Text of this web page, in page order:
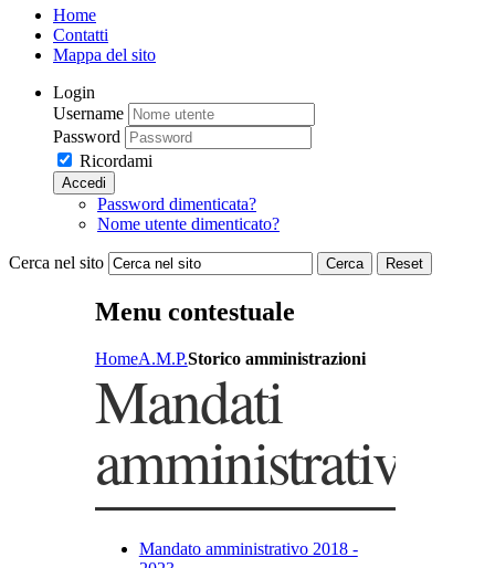
Home
Contatti
Mappa del sito
Login
Username
Password
Ricordami
Accedi
Password dimenticata?
Nome utente dimenticato?
Cerca nel sito Cerca Reset
Menu contestuale
HomeA.M.P.Storico amministrazioni
Mandati
amministrativi
Mandato amministrativo 2018 -